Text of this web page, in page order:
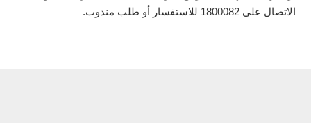
الاتصال على 1800082 للاستفسار أو طلب مندوب.